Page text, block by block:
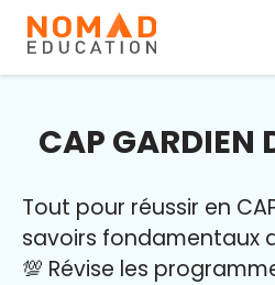
CAP GARDIEN
Tout pour réussir en
savoirs fondamentaux
💯 Révise les